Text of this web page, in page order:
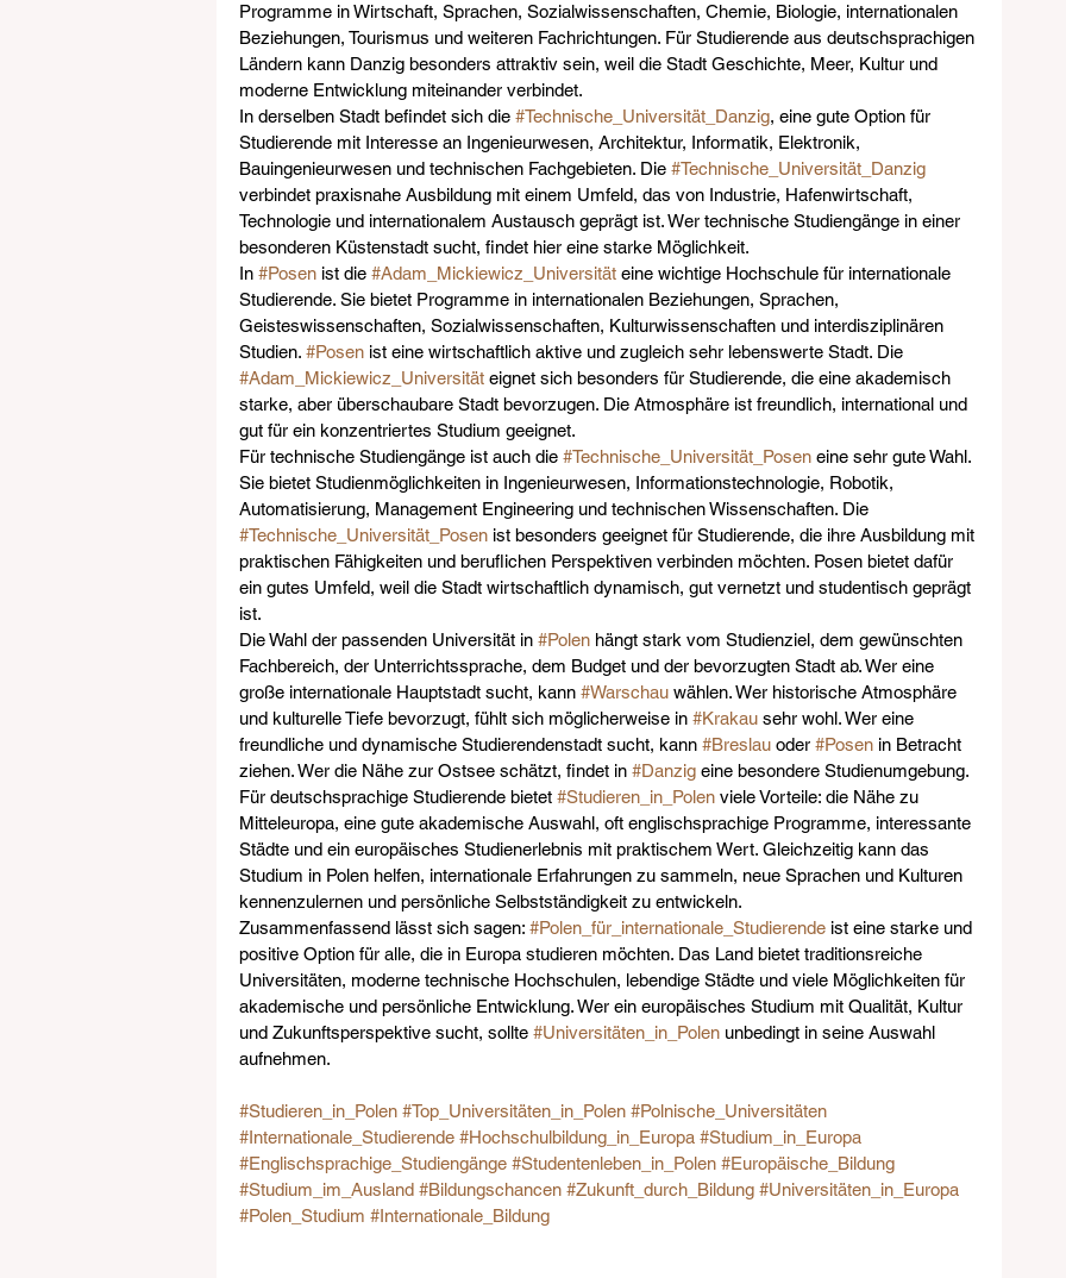
Programme in Wirtschaft, Sprachen, Sozialwissenschaften, Chemie, Biologie, internationalen
Beziehungen, Tourismus und weiteren Fachrichtungen. Für Studierende aus deutschsprachigen
Ländern kann Danzig besonders attraktiv sein, weil die Stadt Geschichte, Meer, Kultur und
moderne Entwicklung miteinander verbindet.
In derselben Stadt befindet sich die #Technische_Universität_Danzig, eine gute Option für
Studierende mit Interesse an Ingenieurwesen, Architektur, Informatik, Elektronik,
Bauingenieurwesen und technischen Fachgebieten. Die #Technische_Universität_Danzig
verbindet praxisnahe Ausbildung mit einem Umfeld, das von Industrie, Hafenwirtschaft,
Technologie und internationalem Austausch geprägt ist. Wer technische Studiengänge in einer
besonderen Küstenstadt sucht, findet hier eine starke Möglichkeit.
In #Posen ist die #Adam_Mickiewicz_Universität eine wichtige Hochschule für internationale
Studierende. Sie bietet Programme in internationalen Beziehungen, Sprachen,
Geisteswissenschaften, Sozialwissenschaften, Kulturwissenschaften und interdisziplinären
Studien. #Posen ist eine wirtschaftlich aktive und zugleich sehr lebenswerte Stadt. Die
#Adam_Mickiewicz_Universität eignet sich besonders für Studierende, die eine akademisch
starke, aber überschaubare Stadt bevorzugen. Die Atmosphäre ist freundlich, international und
gut für ein konzentriertes Studium geeignet.
Für technische Studiengänge ist auch die #Technische_Universität_Posen eine sehr gute Wahl.
Sie bietet Studienmöglichkeiten in Ingenieurwesen, Informationstechnologie, Robotik,
Automatisierung, Management Engineering und technischen Wissenschaften. Die
#Technische_Universität_Posen ist besonders geeignet für Studierende, die ihre Ausbildung mit
praktischen Fähigkeiten und beruflichen Perspektiven verbinden möchten. Posen bietet dafür
ein gutes Umfeld, weil die Stadt wirtschaftlich dynamisch, gut vernetzt und studentisch geprägt
ist.
Die Wahl der passenden Universität in #Polen hängt stark vom Studienziel, dem gewünschten
Fachbereich, der Unterrichtssprache, dem Budget und der bevorzugten Stadt ab. Wer eine
große internationale Hauptstadt sucht, kann #Warschau wählen. Wer historische Atmosphäre
und kulturelle Tiefe bevorzugt, fühlt sich möglicherweise in #Krakau sehr wohl. Wer eine
freundliche und dynamische Studierendenstadt sucht, kann #Breslau oder #Posen in Betracht
ziehen. Wer die Nähe zur Ostsee schätzt, findet in #Danzig eine besondere Studienumgebung.
Für deutschsprachige Studierende bietet #Studieren_in_Polen viele Vorteile: die Nähe zu
Mitteleuropa, eine gute akademische Auswahl, oft englischsprachige Programme, interessante
Städte und ein europäisches Studienerlebnis mit praktischem Wert. Gleichzeitig kann das
Studium in Polen helfen, internationale Erfahrungen zu sammeln, neue Sprachen und Kulturen
kennenzulernen und persönliche Selbstständigkeit zu entwickeln.
Zusammenfassend lässt sich sagen: #Polen_für_internationale_Studierende ist eine starke und
positive Option für alle, die in Europa studieren möchten. Das Land bietet traditionsreiche
Universitäten, moderne technische Hochschulen, lebendige Städte und viele Möglichkeiten für
akademische und persönliche Entwicklung. Wer ein europäisches Studium mit Qualität, Kultur
und Zukunftsperspektive sucht, sollte #Universitäten_in_Polen unbedingt in seine Auswahl
aufnehmen.
#Studieren_in_Polen #Top_Universitäten_in_Polen #Polnische_Universitäten
#Internationale_Studierende #Hochschulbildung_in_Europa #Studium_in_Europa
#Englischsprachige_Studiengänge #Studentenleben_in_Polen #Europäische_Bildung
#Studium_im_Ausland #Bildungschancen #Zukunft_durch_Bildung #Universitäten_in_Europa
#Polen_Studium #Internationale_Bildung